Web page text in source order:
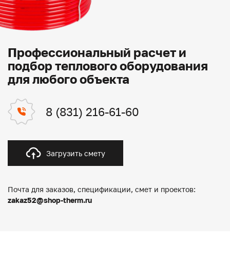
Профессиональный расчет и
подбор теплового оборудования
для любого объекта
8 (831) 216-61-60
Загрузить смету
Почта для заказов, спецификации, смет и проектов:
zakaz52@shop-therm.ru